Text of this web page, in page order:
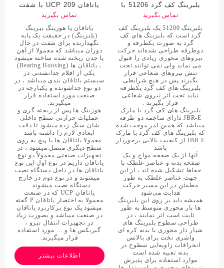
یاتاقان UCP 209 با شفت
45میلی متر
تماس بگیرید
یاتاقان یا هوزینگ بیرینگ
(بلبرینگ) در حقیقت یک پایه
نگهدارنده برای شفت در حال
دوران میباشد که معمولا از آهن
یا چدن ریخته شده ساخته میشود
، یاتاقان ها (Bearing Housing)
یکی از اقلام جدانشدنی در
سیستم یاتاقان بندی میباشد ، در
دو نوع جداشونده و یکپارچه در
صنعت مورد استفاده قرار
میگیرند.
هوزینگ ها پس از ریخته گری و
عملیات حرارتی سطح داخلی
شان سنگ زده میشود تا دقت
ابعادی لازم را داشته باشد
معمولا یاتاقان ها با پیچ به روی
سطح دیگری متصل میشود ، در
تجهیزات صنعتی معمولاً دو نوع
یاتاقان داریم در نوع اول این نوع
یاتاقان ها در داخل دستگاه نصب
میشوند و در نوع دوم در خارج
دستگاه نصب میشوند .
یاتاقان UCP که در صنعت
معمولا به اختصار یاتاقان P گفته
میشود یک نوع پرکاربرد یاتاقان
در صنعت میباشد و بصورت زیاد
در تجهیزات انتقال نیرو ،
گیربکس ها و … مورد استفاده
قرار میگیرند.
اطلاعات بیشتر
بلبرینگ کف گرد 51206 با
مارک JBR/ جی بی آرتماس بگیرید
بلبرینگ 51200 یک بلبرینگ کف
گرد است که بلبرینگ های کف
گرد به صورت یکطرفه و
دوطرفه طراحی شده‌اند حرکت
نیروهای محوری زیادی را قبول
می نماید ولی نمی توانند تحت
تنش نیروهای شعاعی قرار
بگیرند پس در هیچ شرایطی
بلبرینگ های کف گرد یکطرفه
نباید تحت اثر نیروی شعاعی
قرار بگیرند .
بلبرینگ های کف گرد با مارک
JBR-E دارای ساچمه دو طرفه
میباشد که همین امر موجب شده
که بلبرینگ های کف گرد با مارک
JBR-E از کیفیت بالایی برخوردار
باشد
آنها از یک صفحه مواج و یک
صفحه بدنه و عناصر غلطک با
حفاظ تشکیل شده اند ، از این
جهت عناصر غلطک به طور
مطمئن در این مسیر حرکت
هدایت می‌شود
همیشه باید بر روی این بلبرینگ
ها بار محوری متوسط به طور
ثابت است اثر نمایند ، در
طراحی سطوح بلبرینگ های
شیار دار محوری با بدنه کره ای
واشری تخت برای بالانس
انحرافات زاویه‌ایی سطوح در
بدنه تعبیه شده است
موارد استفاده برای پذیرش